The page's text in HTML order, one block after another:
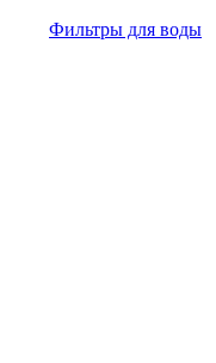
Фильтры для воды